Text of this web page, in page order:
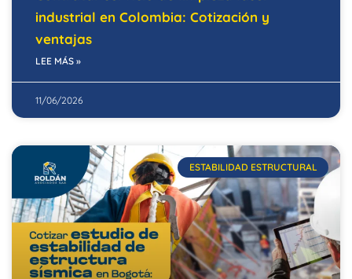
industrial en Colombia: Cotización y
ventajas
LEE MÁS »
11/06/2026
ESTABILIDAD ESTRUCTURAL